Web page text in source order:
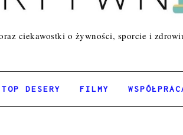
ciekawostki o żywności, sporcie i
TOP DESERY FILMY